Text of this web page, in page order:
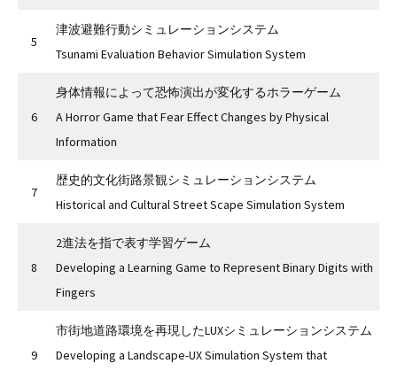
5
津波避難行動シミュレーションシステム
Tsunami Evaluation Behavior Simulation System
6
身体情報によって恐怖演出が変化するホラーゲーム
A Horror Game that Fear Effect Changes by Physical
Information
7
歴史的文化街路景観シミュレーションシステム
Historical and Cultural Street Scape Simulation System
8
2進法を指で表す学習ゲーム
Developing a Learning Game to Represent Binary Digits with
Fingers
9
市街地道路環境を再現したLUXシミュレーションシステム
Developing a Landscape-UX Simulation System that